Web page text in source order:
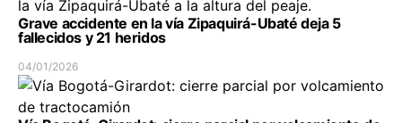
Grave accidente en la vía Zipaquirá-Ubaté deja 5
fallecidos y 21 heridos
04/01/2026